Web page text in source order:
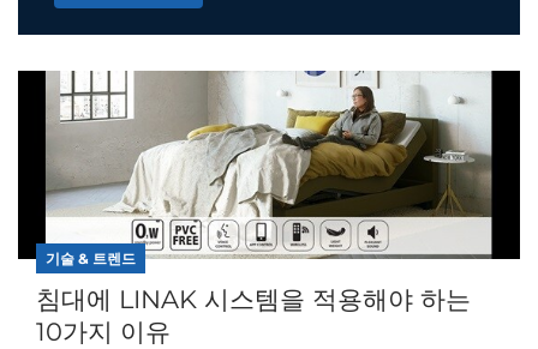
기술 & 트렌드
침대에 LINAK 시스템을 적용해야 하는
10가지 이유